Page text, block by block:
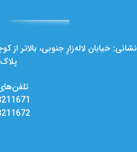
نشانی: خیابان لاله‌زارِ جنوبی، بالاتر از
پلاک ۳۳